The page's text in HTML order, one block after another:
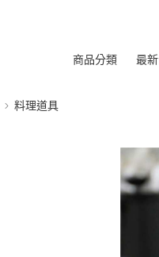
商品分類 最
料理道具